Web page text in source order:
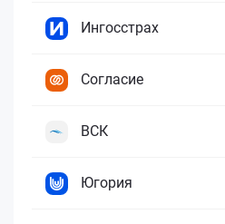
Ингосстрах
Согласие
ВСК
Югория